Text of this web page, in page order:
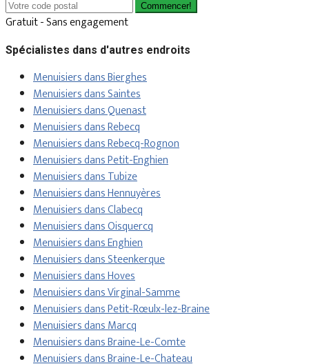
Commencer!
Gratuit - Sans engagement
Spécialistes dans d'autres endroits
Menuisiers dans Bierghes
Menuisiers dans Saintes
Menuisiers dans Quenast
Menuisiers dans Rebecq
Menuisiers dans Rebecq-Rognon
Menuisiers dans Petit-Enghien
Menuisiers dans Tubize
Menuisiers dans Hennuyères
Menuisiers dans Clabecq
Menuisiers dans Oisquercq
Menuisiers dans Enghien
Menuisiers dans Steenkerque
Menuisiers dans Hoves
Menuisiers dans Virginal-Samme
Menuisiers dans Petit-Rœulx-lez-Braine
Menuisiers dans Marcq
Menuisiers dans Braine-Le-Comte
Menuisiers dans Braine-Le-Chateau